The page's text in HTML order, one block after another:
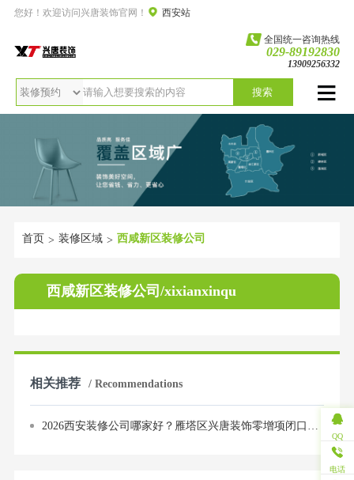
您好！欢迎访问兴唐装饰官网！ 西安站
全国统一咨询热线
029-89192830
13909256332
搜索
首页 > 装修区域 > 西咸新区装修公司
西咸新区装修公司/xixianxinqu
相关推荐 / Recommendations
QQ
电话